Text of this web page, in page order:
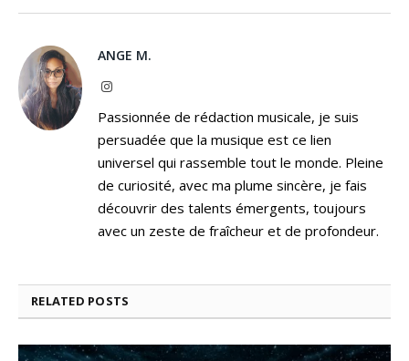
ANGE M.
Instagram
Passionnée de rédaction musicale, je suis
persuadée que la musique est ce lien
universel qui rassemble tout le monde. Pleine
de curiosité, avec ma plume sincère, je fais
découvrir des talents émergents, toujours
avec un zeste de fraîcheur et de profondeur.
RELATED POSTS